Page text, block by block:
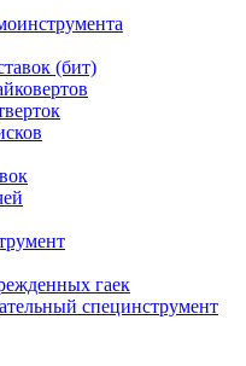
(бит)
гаек
специнструмент